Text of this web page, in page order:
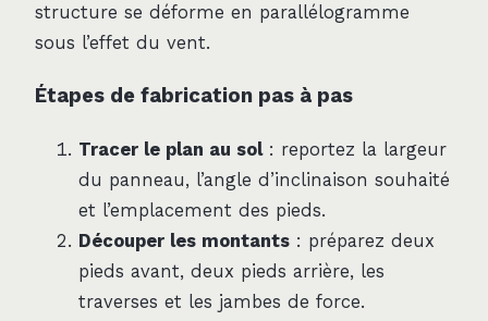
structure se déforme en parallélogramme
sous l’effet du vent.
Étapes de fabrication pas à pas
Tracer le plan au sol: reportez la largeur
du panneau, l’angle d’inclinaison souhaité
et l’emplacement des pieds.
Découper les montants : préparez deux
pieds avant, deux pieds arrière, les
traverses et les jambes de force.